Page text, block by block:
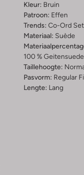
Kleur: Bruin
Patroon: Effen
Trends: Co-Ord
Materiaal: Suède
100 %
Taillehoogte:
Pasvorm: Regular
Lengte: Lang